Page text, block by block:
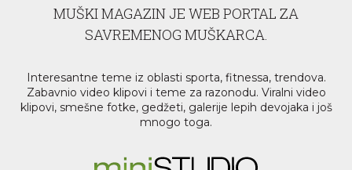
MUŠKI MAGAZIN JE WEB PORTAL ZA
SAVREMENOG MUŠKARCA.
Interesantne teme iz oblasti sporta, fitnessa, trendova.
Zabavnio video klipovi i teme za razonodu. Viralni video
klipovi, smešne fotke, gedžeti, galerije lepih devojaka i još
mnogo toga.